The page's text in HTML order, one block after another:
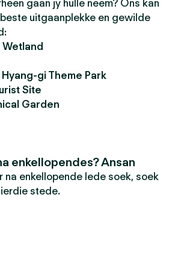
gaan jy hulle neem? Ons kan
uitgaanplekke en gewilde
Hyang-gi Theme Park
Site
Garden
enkellopendes? Ansan
na enkellopende lede soek, soek
stede.